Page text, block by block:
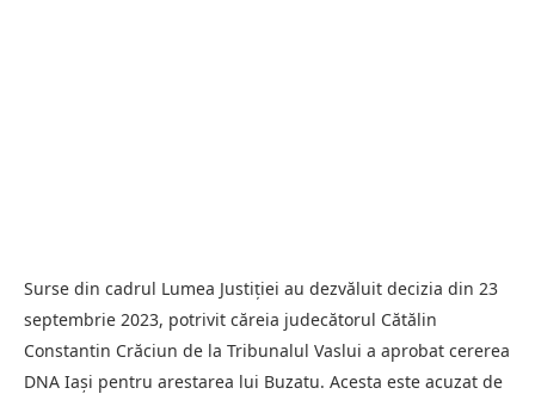
Surse din cadrul Lumea Justiției au dezvăluit decizia din 23
septembrie 2023, potrivit căreia judecătorul Cătălin
Constantin Crăciun de la Tribunalul Vaslui a aprobat cererea
DNA Iași pentru arestarea lui Buzatu. Acesta este acuzat de